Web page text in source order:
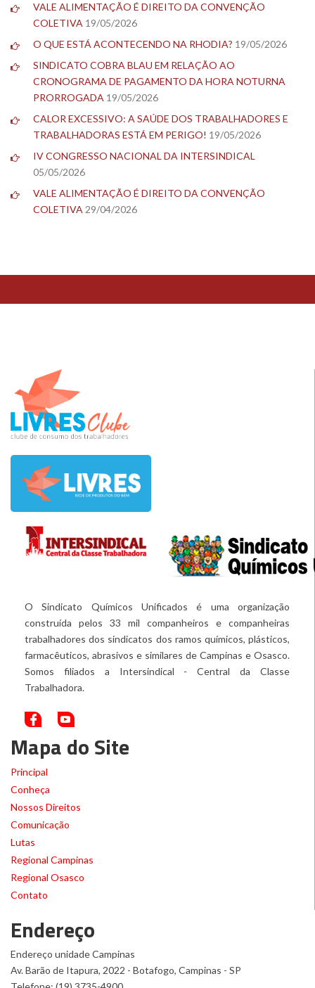
VALE ALIMENTAÇÃO É DIREITO DA CONVENÇÃO
COLETIVA 19/05/2026
O QUE ESTÁ ACONTECENDO NA RHODIA? 19/05/2026
SINDICATO COBRA BLAU EM RELAÇÃO AO
CRONOGRAMA DE PAGAMENTO DA HORA NOTURNA
PRORROGADA 19/05/2026
CALOR EXCESSIVO: A SAÚDE DOS TRABALHADORES E
TRABALHADORAS ESTÁ EM PERIGO! 19/05/2026
IV CONGRESSO NACIONAL DA INTERSINDICAL
05/05/2026
VALE ALIMENTAÇÃO É DIREITO DA CONVENÇÃO
COLETIVA 29/04/2026
O Sindicato Químicos Unificados é uma organização
construída pelos 33 mil companheiros e companheiras
trabalhadores dos sindicatos dos ramos químicos, plásticos,
farmacêuticos, abrasivos e similares de Campinas e Osasco.
Somos filiados a Intersindical - Central da Classe
Trabalhadora.
Mapa do Site
Principal
Conheça
Nossos Direitos
Comunicação
Lutas
Regional Campinas
Regional Osasco
Contato
Endereço
Endereço unidade Campinas
Av. Barão de Itapura, 2022 - Botafogo, Campinas - SP